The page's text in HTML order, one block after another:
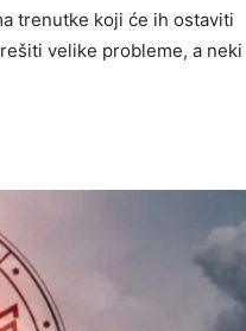
trenutke koji će ih ostaviti
velike probleme, a neki